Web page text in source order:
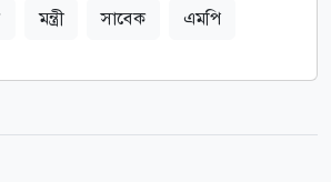
মন্ত্রী সাবেক এমপি